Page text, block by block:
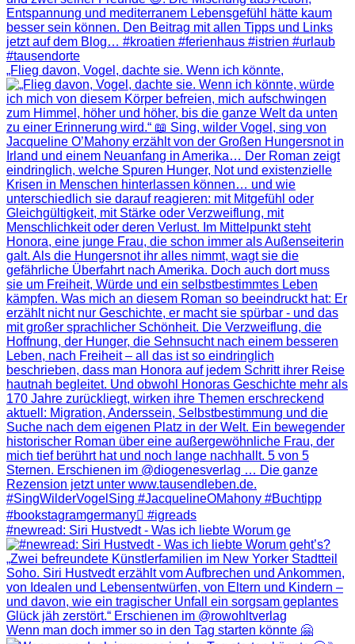
„Flieg davon, Vogel, dachte sie. Wenn ich könnte,
#newread: Siri Hustvedt - Was ich liebte Worum ge
Wenn man doch immer so in den Tag starten könnte 🤗